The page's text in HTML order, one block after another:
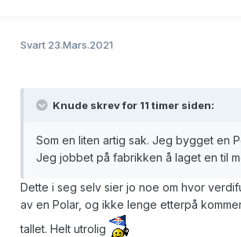
Svart 23.Mars.2021
Knude skrev for 11 timer siden:
Som en liten artig sak. Jeg bygget en
Jeg jobbet på fabrikken å laget en til
Dette i seg selv sier jo noe om hvor
av en Polar, og ikke lenge etterpå
tallet. Helt utrolig